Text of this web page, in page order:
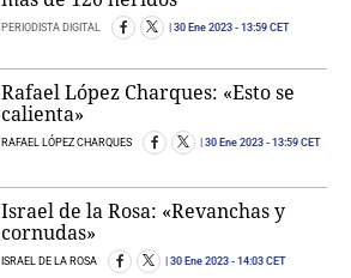
PERIODISTA DIGITAL 30 Ene 2023 - 13:59 CET
Rafael López Charques: «Esto se
calienta»
RAFAEL LÓPEZ CHARQUES 30 Ene 2023 - 13:59 CET
Israel de la Rosa: «Revanchas y
cornudas»
ISRAEL DE LA ROSA 30 Ene 2023 - 14:03 CET